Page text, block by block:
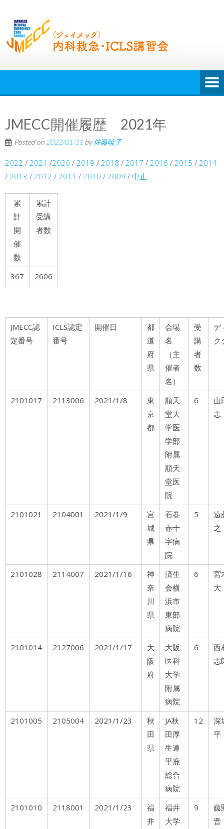
JMECC開催履歴 2021年
Posted on 2022/01/11 by佐藤暁子
2022 / 2021 /2020 / 2019 / 2018 / 2017 / 2016 / 2015 / 2014
/ 2013 / 2012 / 2011 / 2010 / 2009 / 中止
累
計
開
催
数
累計
受講
者数
367 2606
JMECC認
定番号
ICLS認定
番号
開催日
都
道
府
県
会場
名
（主
催者
名）
受
講
者
数
デ
ク
2101017 2113006 2021/1/8
東
京
都
順天
堂大
学医
学部
附属
順天
堂医
院
6
山
志
2101021 2104001 2021/1/9
宮
城
県
石巻
赤十
字病
院
5
遠
之
2101028 2114007 2021/1/16
神
奈
川
県
済生
会横
浜市
東部
病院
6
大
2101014 2127006 2021/1/17
大
阪
府
大阪
医科
大学
附属
病院
6
西
志
2101005 2105004 2021/1/23
秋
田
県
JA秋
田厚
生連
平鹿
総合
病院
12
深
平
2101010 2118001 2021/1/23
福
井
福井
大学
9
晋